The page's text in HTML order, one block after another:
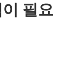
필요